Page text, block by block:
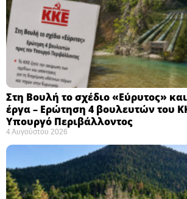
Στη Βουλή το σχέδιο «Εύρυτος»
έργα – Ερώτηση 4 βουλευτών του
Υπουργό Περιβάλλοντος
4 Αυγούστου 2026